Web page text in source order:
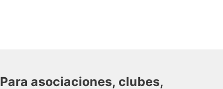
Para asociaciones, clubes,